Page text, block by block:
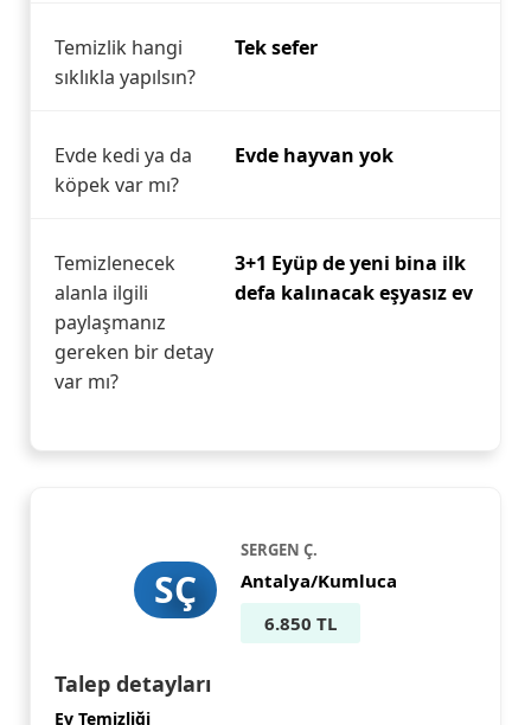
Temizlik hangi
sıklıkla yapılsın?
Tek sefer
Evde kedi ya da
köpek var mı?
Evde hayvan yok
Temizlenecek
alanla ilgili
paylaşmanız
gereken bir detay
var mı?
3+1 Eyüp de yeni bina ilk
defa kalınacak eşyasız ev
SÇ
SERGEN Ç.
Antalya/Kumluca
6.850 TL
Talep detayları
Ev Temizliği